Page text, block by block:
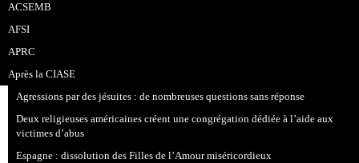
ACSEMB
AFSI
APRC
Après la CIASE
Agressions par des jésuites : de nombreuses questions sans réponse
Deux religieuses américaines créent une congrégation dédiée à l’aide aux
victimes d’abus
Espagne : dissolution des Filles de l’Amour miséricordieux